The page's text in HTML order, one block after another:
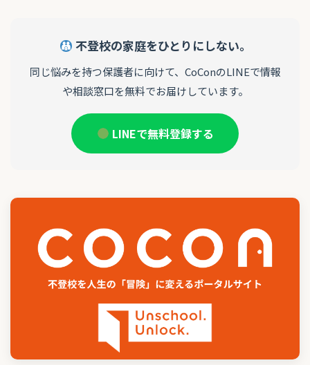
不登校の家庭をひとりにしない。
同じ悩みを持つ保護者に向けて、CoConのLINEで情報
や相談窓口を無料でお届けしています。
LINEで無料登録する